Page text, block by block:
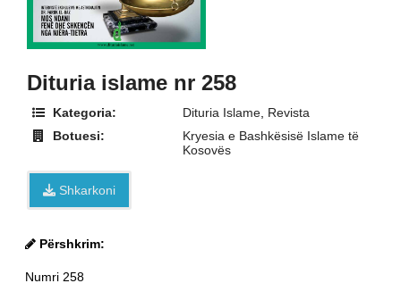
Dituria islame nr 258
Kategoria: Dituria Islame, Revista
Botuesi:
Kryesia e Bashkësisë Islame të
Kosovës
Shkarkoni
Përshkrim:
Numri 258